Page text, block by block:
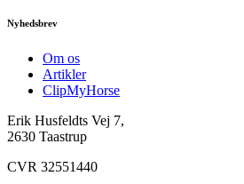
Nyhedsbrev
Om os
Artikler
ClipMyHorse
Erik Husfeldts Vej 7,
2630 Taastrup
CVR 32551440